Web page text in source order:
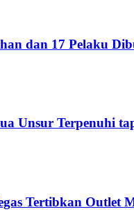
dan 17 Pelaku
Unsur Terpenuhi
Tertibkan Outlet